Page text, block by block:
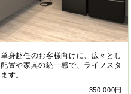
身赴任のお客様向けに、広々とし
置や家具の統一感で、ライフスタ
す。
350,000円